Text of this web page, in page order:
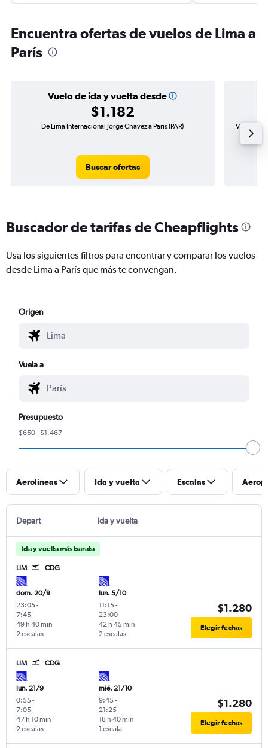
Encuentra ofertas de vuelos de Lima a
París
Vuelo de ida y vuelta desde
$1.182
De Lima Internacional Jorge Chávez a París (PAR)
Buscar ofertas
Vuelo de
Buscador de tarifas de Cheapflights
Usa los siguientes filtros para encontrar y comparar los vuelos
desde Lima a París que más te convengan.
Origen
Vuela a
Presupuesto
$650 - $1.467
Aerolíneas Ida y vuelta Escalas
Depart Ida y vuelta
Ida y vuelta más barata
LIM CDG
dom. 20/9
23:05-
7:45
2 escalas
49 h 40 min
lun. 5/10
11:15-
23:00
2 escalas
42 h 45 min
$1.280
Elegir fechas
LIM CDG
lun. 21/9
0:55-
7:05
2 escalas
47 h 10 min
mié. 21/10
9:45-
21:25
1 escala
18 h 40 min
$1.280
Elegir fechas